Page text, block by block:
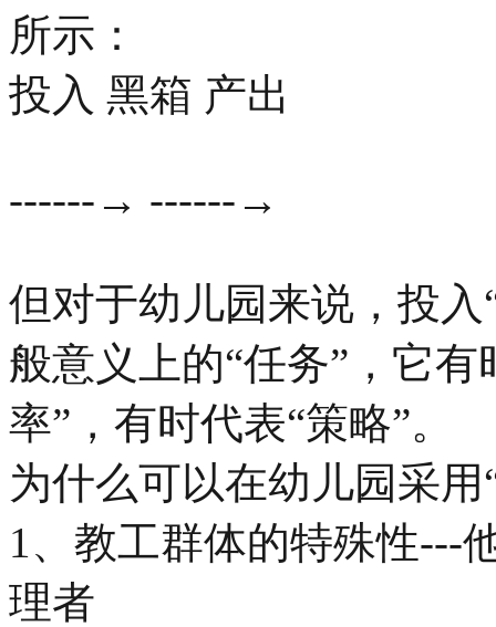
所示：
投入 黑箱 产出
------→ ------→
但对于幼儿园来说，投
般意义上的“任务”，它
率”，有时代表“策略”。
为什么可以在幼儿园采用
1、教工群体的特殊性---
理者